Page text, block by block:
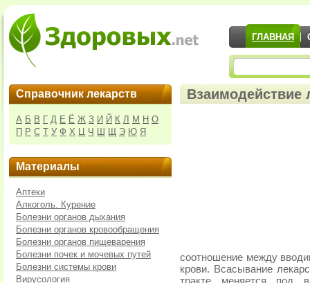
ГЛАВНАЯ
Справочник лекарств
А Б В Г Д Е Ё Ж З И Й К Л М Н О
П Р С Т У Ф Х Ц Ч Ш Щ Э Ю Я
Материалы
Аптеки
Алкоголь. Курение
Болезни органов дыхания
Болезни органов кровообращения
Болезни органов пищеварения
Болезни почек и мочевых путей
Болезни системы крови
Вирусология
Взаимодействие
соотношение между
крови. Всасывание